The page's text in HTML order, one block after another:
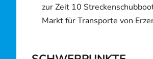
zur Zeit 10
Markt für Transporte von